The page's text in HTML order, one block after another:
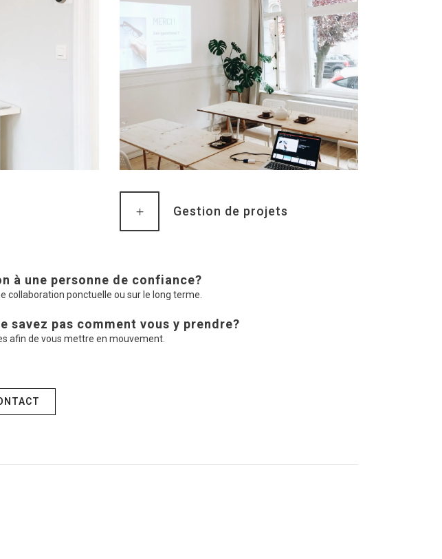
Gestion de projets
à une personne de confiance?
collaboration ponctuelle ou sur le long terme.
savez pas comment vous y prendre?
afin de vous mettre en mouvement.